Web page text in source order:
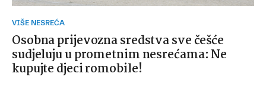
VIŠE NESREĆA
Osobna prijevozna sredstva sve češće
sudjeluju u prometnim nesrećama: Ne
kupujte djeci romobile!